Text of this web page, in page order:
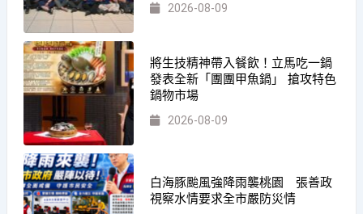
2026-08-09
將生技精神帶入餐飲！立馬吃一鍋
發表全新「團團甲魚鍋」 搶攻特色
鍋物市場
2026-08-09
白海豚颱風強降雨襲桃園 張善政
視察水情要求全市嚴防災情